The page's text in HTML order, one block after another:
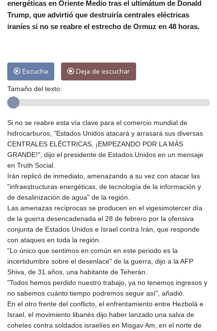
Las Palmas de Gran Canaria
25 °C
Ibiza
27 °C Buenos Aires
15 °C
Panama City
25 °C
energéticas en Oriente Medio tras el ultimátum de Donald
Trump, que advirtió que destruiría centrales eléctricas
iraníes si no se reabre el estrecho de Ormuz en 48 horas.
Escucha Deja de escuchar
Tamaño del texto:
Si no se reabre esta vía clave para el comercio mundial de
hidrocarburos, "Estados Unidos atacará y arrasará sus diversas
CENTRALES ELÉCTRICAS, ¡EMPEZANDO POR LA MÁS
GRANDE!", dijo el presidente de Estados Unidos en un mensaje
en Truth Social.
Irán replicó de inmediato, amenazando a su vez con atacar las
"infraestructuras energéticas, de tecnología de la información y
de desalinización de agua" de la región.
Las amenazas recíprocas se producen en el vigesimotercer día
de la guerra desencadenada el 28 de febrero por la ofensiva
conjunta de Estados Unidos e Israel contra Irán, que responde
con ataques en toda la región.
"Lo único que sentimos en común en este periodo es la
incertidumbre sobre el desenlace" de la guerra, dijo a la AFP
Shiva, de 31 años, una habitante de Teherán.
"Todos hemos perdido nuestro trabajo, ya no tenemos ingresos y
no sabemos cuánto tiempo podremos seguir así", añadió.
En el otro frente del conflicto, el enfrentamiento entre Hezbolá e
Israel, el movimiento libanés dijo haber lanzado una salva de
cohetes contra soldados israelíes en Misgav Am, en el norte de